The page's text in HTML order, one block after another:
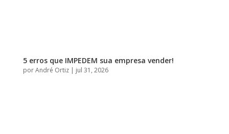
5 erros que IMPEDEM sua empresa vender!
porAndré Ortiz| jul 31, 2026